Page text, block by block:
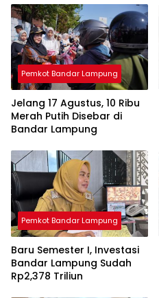
Pemkot Bandar Lampung
Jelang 17 Agustus, 10 Ribu
Merah Putih Disebar di
Bandar Lampung
Pemkot Bandar Lampung
Baru Semester I, Investasi
Bandar Lampung Sudah
Rp2,378 Triliun